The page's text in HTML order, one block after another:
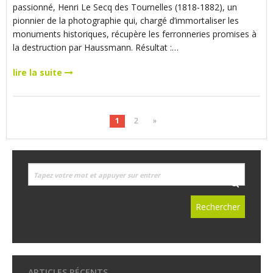
passionné, Henri Le Secq des Tournelles (1818-1882), un
pionnier de la photographie qui, chargé d’immortaliser les
monuments historiques, récupère les ferronneries promises à
la destruction par Haussmann. Résultat :…
lire la suite
1 2 »